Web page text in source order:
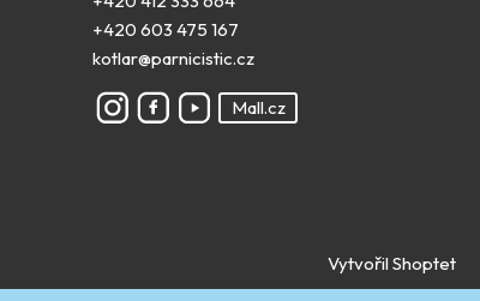
+420 603 475 167
kotlar@parnicistic.cz
Mall.cz
Vytvořil Shoptet